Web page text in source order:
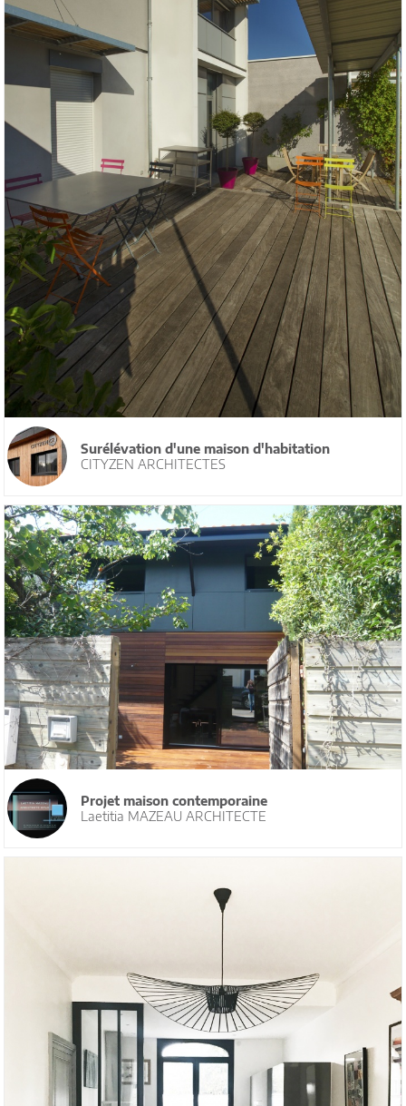
Surélévation d'une maison d'habitation
CITYZEN ARCHITECTES
Projet maison contemporaine
Laetitia MAZEAU ARCHITECTE